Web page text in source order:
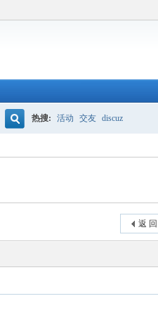
热搜: 活动 交友 discuz
返 回